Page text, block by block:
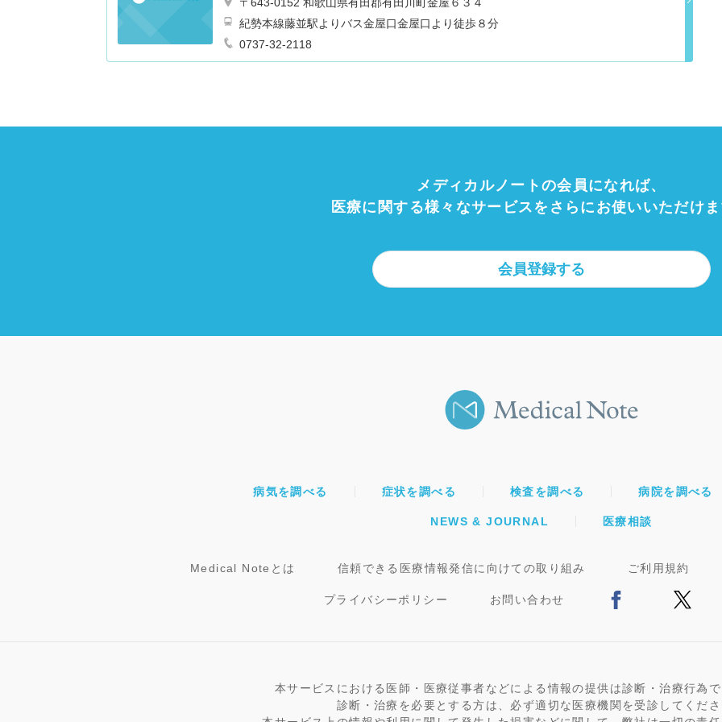
紀勢本線藤並駅よりバス金屋口金屋口より徒歩８分
0737-32-2118
メディカルノートの会員になれば、
医療に関する様々なサービスをさらにお使いいただけ
会員登録する
病気を調べる 症状を調べる 検査を調べる 病院を調べる
NEWS & JOURNAL 医療相談
Medical Noteとは 信頼できる医療情報発信に向けての取り組み ご利用規約
プライバシーポリシー お問い合わせ
本サービスにおける医師・医療従事者などによる情報の提供は診断・治療行為
診断・治療を必要とする方は、必ず適切な医療機関を受診してくだ